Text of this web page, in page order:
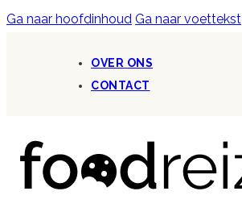
Ga naar hoofdinhoud Ga naar voettekst
OVER ONS
CONTACT